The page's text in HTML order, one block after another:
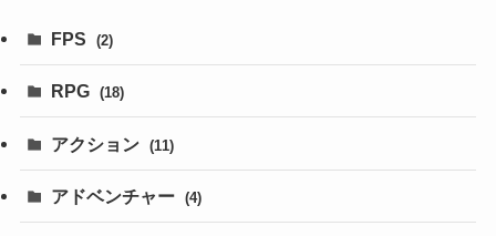
FPS (2)
RPG (18)
アクション (11)
アドベンチャー (4)